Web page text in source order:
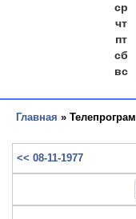
ср
чт
пт
сб
вс
Главная »
<< 08-11-1977